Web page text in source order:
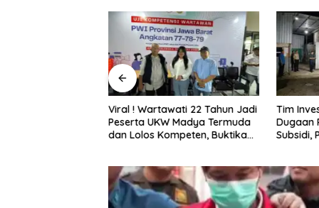
Tim Investigasi Temukan
Dugaan Penimbunan BBM Solar
Subsidi, Penindakan
Pani
Marisa